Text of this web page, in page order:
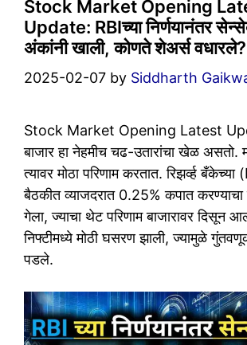
Stock Market Opening
Update: RBIच्या निर्णयानंतर
अंकांनी खाली, कोणते शेअर्स वधारले?
2025-02-07 by Siddharth
Stock Market Opening Latest
बाजार हा नेहमीच चढ-उतारांचा खेळ असतो.
त्यावर मोठा परिणाम करतात. रिझर्व्ह
बैठकीत व्याजदरात 0.25% कपात करण्याचा
गेला, ज्याचा थेट परिणाम बाजारावर दिसून
निफ्टीमध्ये मोठी घसरण झाली, ज्यामुळे
पडले.